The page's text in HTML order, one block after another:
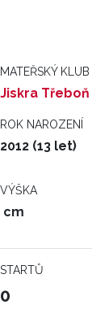
MATEŘSKÝ KLUB
Jiskra Třeboň
ROK NAROZENÍ
2012 (13 let)
VÝŠKA
cm
STARTŮ
0